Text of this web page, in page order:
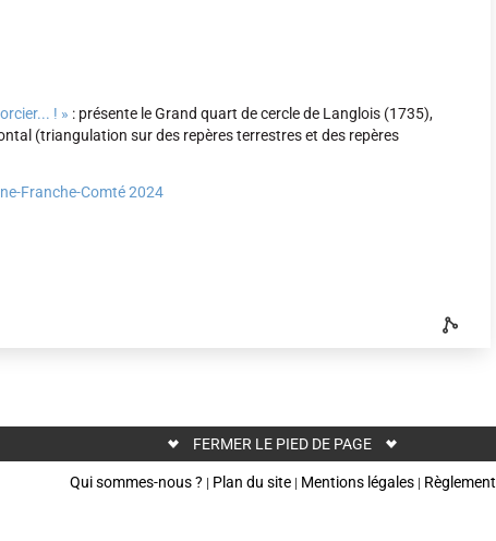
! » : présente le Grand quart de cercle de Langlois (1735),
(triangulation sur des repères terrestres et des repères
Franche-Comté 2024
FERMER LE PIED DE PAGE
Qui sommes-nous ? | Plan du site| Mentions légales| Règlement